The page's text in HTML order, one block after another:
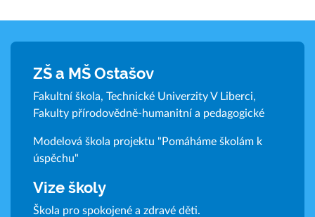
ZŠ a MŠ Ostašov
Fakultní škola, Technické Univerzity V Liberci,
Fakulty přírodovědně-humanitní a pedagogické
Modelová škola projektu "Pomáháme školám k
úspěchu"
Vize školy
Škola pro spokojené a zdravé děti.